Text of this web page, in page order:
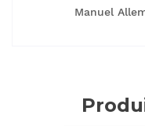
Manuel